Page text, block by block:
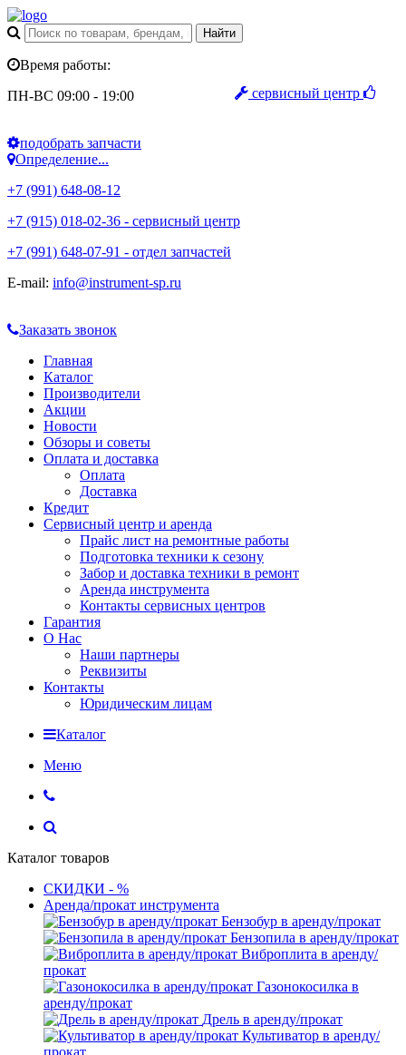
сервисный центр
Время работы:
ПН-ВС 09:00 - 19:00
подобрать запчасти
Определение...
+7 (991) 648-08-12
+7 (915) 018-02-36 - сервисный центр
+7 (991) 648-07-91 - отдел запчастей
E-mail: info@instrument-sp.ru
Заказать звонок
Главная
Каталог
Производители
Акции
Новости
Обзоры и советы
Оплата и доставка
Оплата
Доставка
Кредит
Сервисный центр и аренда
Прайс лист на ремонтные работы
Подготовка техники к сезону
Забор и доставка техники в ремонт
Аренда инструмента
Контакты сервисных центров
Гарантия
О Нас
Наши партнеры
Реквизиты
Контакты
Юридическим лицам
Каталог
Меню
Каталог товаров
СКИДКИ - %
Аренда/прокат инструмента
Бензобур в аренду/прокат
Бензопила в аренду/прокат
Виброплита в аренду/
прокат
Газонокосилка в
аренду/прокат
Дрель в аренду/прокат
Культиватор в аренду/
прокат